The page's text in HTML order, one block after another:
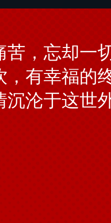
苦，忘却
，有幸福的
沉沦于这世